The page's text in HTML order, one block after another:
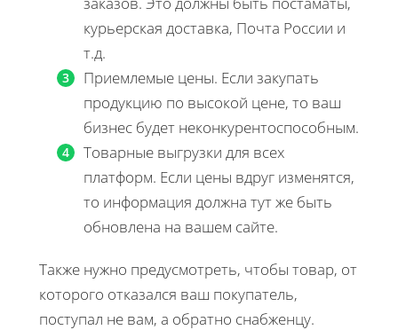
курьерская доставка, Почта России и
т.д.
Приемлемые цены. Если закупать
продукцию по высокой цене, то ваш
бизнес будет неконкурентоспособным.
Товарные выгрузки для всех
платформ. Если цены вдруг изменятся,
то информация должна тут же быть
обновлена на вашем сайте.
Также нужно предусмотреть, чтобы товар, от
которого отказался ваш покупатель,
поступал не вам, а обратно снабженцу.